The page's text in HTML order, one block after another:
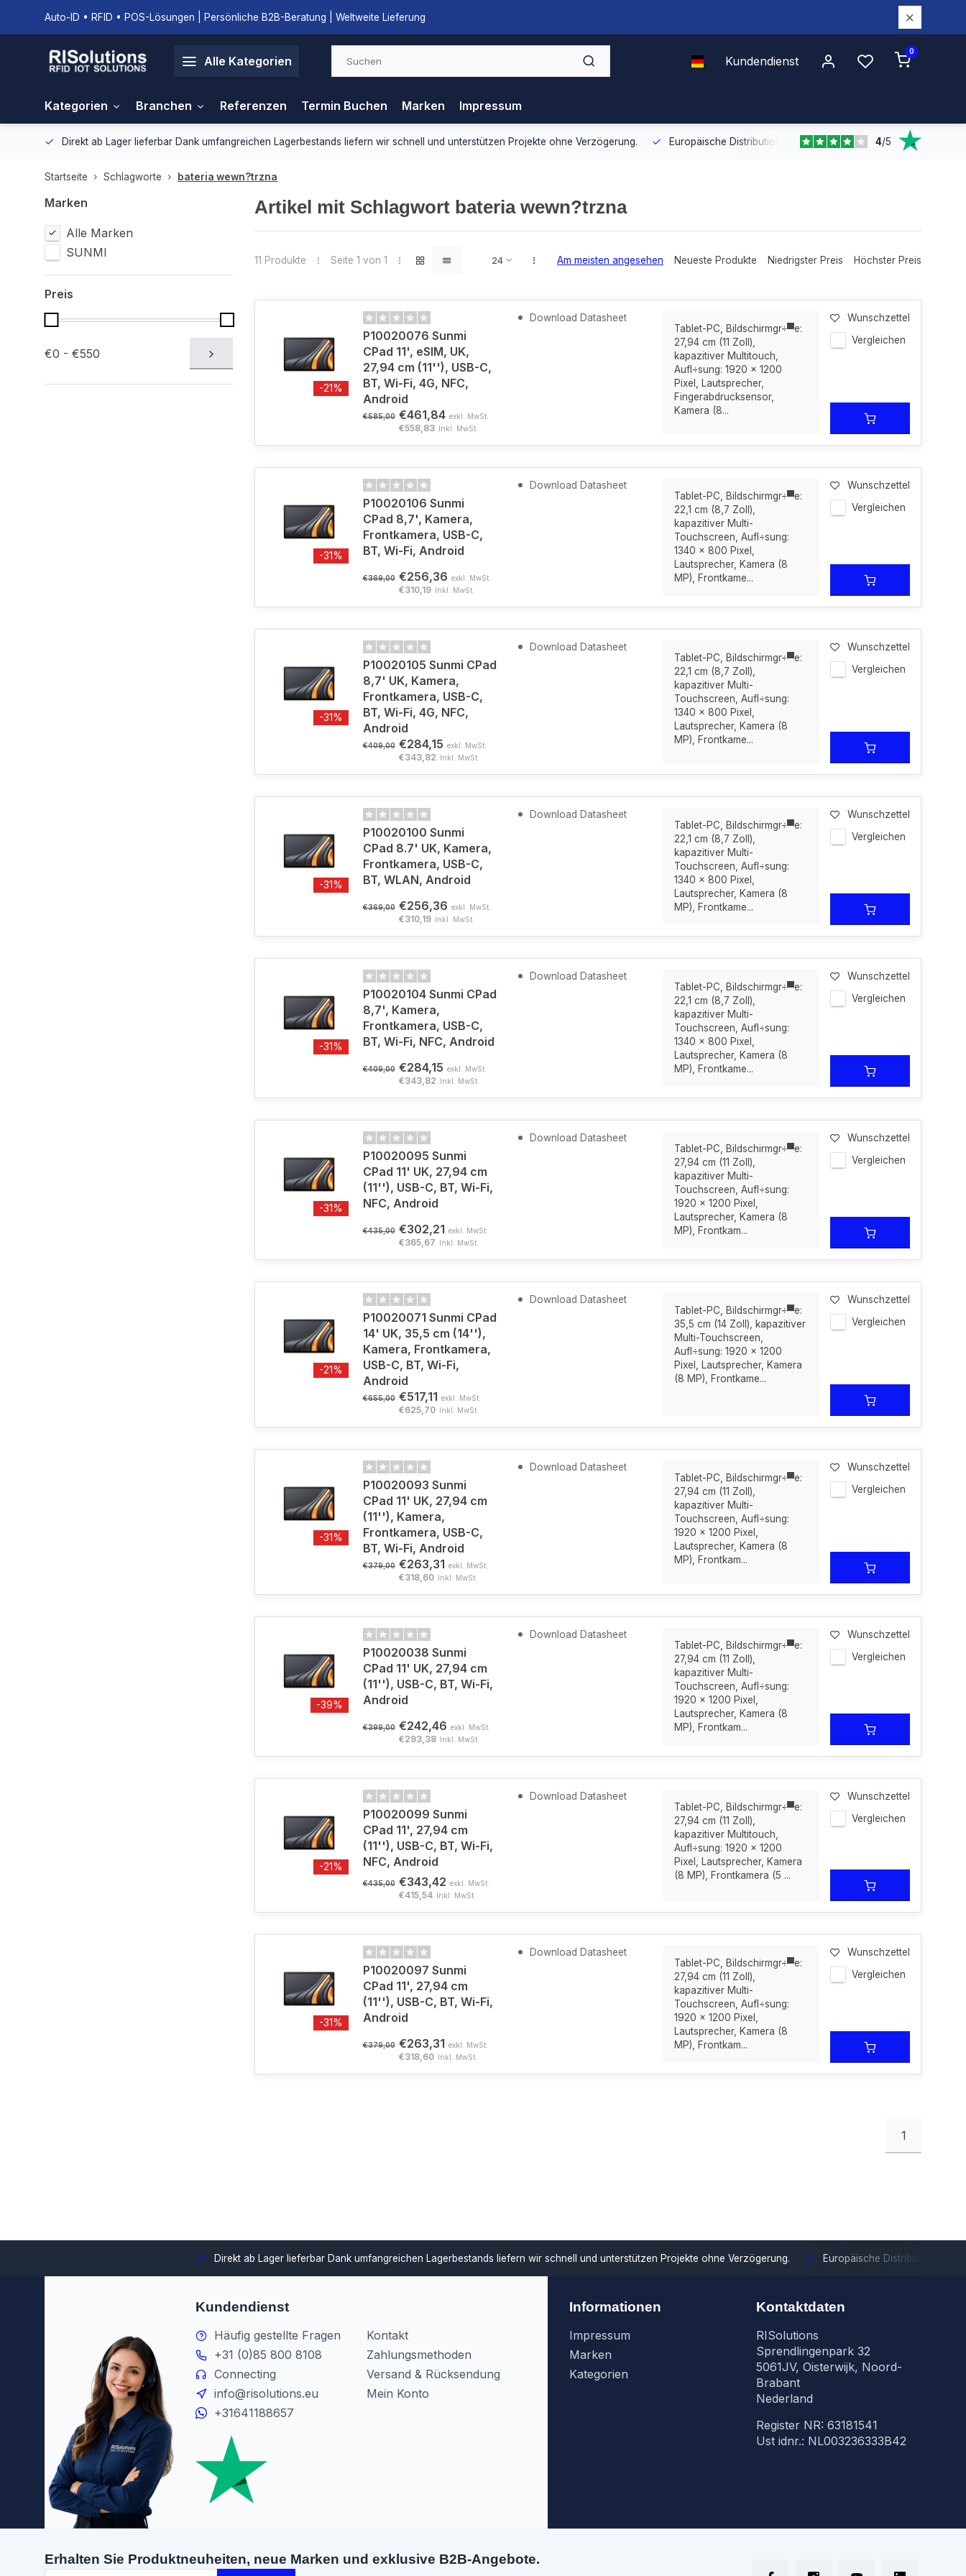
Auto-ID • RFID • POS-Lösungen | Persönliche B2B-Beratung | Weltweite Lieferung
Alle Kategorien Kundendienst
0
Kategorien Branchen Referenzen Termin Buchen Marken Impressum
Direkt ab Lager lieferbar Dank umfangreichen Lagerbestands liefern wir schnell und unterstützen Projekte ohne Verzögerung. Europäische Distribution Mit unserer europaweiten Abdeckung
4/5
Startseite Schlagworte bateria wewn?trzna
Marken
Alle Marken
SUNMI
Preis
€0 - €550
Artikel mit Schlagwort bateria wewn?trzna
11 Produkte Seite 1 von 1 Am meisten angesehen Neueste Produkte Niedrigster Preis Höchster Preis
-21%
P10020076 Sunmi
CPad 11', eSIM, UK,
27,94 cm (11''), USB-C,
BT, Wi-Fi, 4G, NFC,
Android
€585,00 €461,84 exkl. MwSt.
€558,83 Inkl. MwSt.
Download Datasheet
Tablet-PC, Bildschirmgr÷▀e:
27,94 cm (11 Zoll),
kapazitiver Multitouch,
Aufl÷sung: 1920 x 1200
Pixel, Lautsprecher,
Fingerabdrucksensor,
Kamera (8...
Wunschzettel
Vergleichen
-31%
P10020106 Sunmi
CPad 8,7', Kamera,
Frontkamera, USB-C,
BT, Wi-Fi, Android
€369,00 €256,36 exkl. MwSt.
€310,19 Inkl. MwSt.
Download Datasheet
Tablet-PC, Bildschirmgr÷▀e:
22,1 cm (8,7 Zoll),
kapazitiver Multi-
Touchscreen, Aufl÷sung:
1340 x 800 Pixel,
Lautsprecher, Kamera (8
MP), Frontkame...
Wunschzettel
Vergleichen
-31%
P10020105 Sunmi CPad
8,7' UK, Kamera,
Frontkamera, USB-C,
BT, Wi-Fi, 4G, NFC,
Android
€409,00 €284,15 exkl. MwSt.
€343,82 Inkl. MwSt.
Download Datasheet
Tablet-PC, Bildschirmgr÷▀e:
22,1 cm (8,7 Zoll),
kapazitiver Multi-
Touchscreen, Aufl÷sung:
1340 x 800 Pixel,
Lautsprecher, Kamera (8
MP), Frontkame...
Wunschzettel
Vergleichen
-31%
P10020100 Sunmi
CPad 8.7' UK, Kamera,
Frontkamera, USB-C,
BT, WLAN, Android
€369,00 €256,36 exkl. MwSt.
€310,19 Inkl. MwSt.
Download Datasheet
Tablet-PC, Bildschirmgr÷▀e:
22,1 cm (8,7 Zoll),
kapazitiver Multi-
Touchscreen, Aufl÷sung:
1340 x 800 Pixel,
Lautsprecher, Kamera (8
MP), Frontkame...
Wunschzettel
Vergleichen
-31%
P10020104 Sunmi CPad
8,7', Kamera,
Frontkamera, USB-C,
BT, Wi-Fi, NFC, Android
€409,00 €284,15 exkl. MwSt.
€343,82 Inkl. MwSt.
Download Datasheet
Tablet-PC, Bildschirmgr÷▀e:
22,1 cm (8,7 Zoll),
kapazitiver Multi-
Touchscreen, Aufl÷sung:
1340 x 800 Pixel,
Lautsprecher, Kamera (8
MP), Frontkame...
Wunschzettel
Vergleichen
-31%
P10020095 Sunmi
CPad 11' UK, 27,94 cm
(11''), USB-C, BT, Wi-Fi,
NFC, Android
€435,00 €302,21 exkl. MwSt.
€365,67 Inkl. MwSt.
Download Datasheet
Tablet-PC, Bildschirmgr÷▀e:
27,94 cm (11 Zoll),
kapazitiver Multi-
Touchscreen, Aufl÷sung:
1920 x 1200 Pixel,
Lautsprecher, Kamera (8
MP), Frontkam...
Wunschzettel
Vergleichen
-21%
P10020071 Sunmi CPad
14' UK, 35,5 cm (14''),
Kamera, Frontkamera,
USB-C, BT, Wi-Fi,
Android
€655,00 €517,11 exkl. MwSt.
€625,70 Inkl. MwSt.
Download Datasheet
Tablet-PC, Bildschirmgr÷▀e:
35,5 cm (14 Zoll), kapazitiver
Multi-Touchscreen,
Aufl÷sung: 1920 x 1200
Pixel, Lautsprecher, Kamera
(8 MP), Frontkame...
Wunschzettel
Vergleichen
-31%
P10020093 Sunmi
CPad 11' UK, 27,94 cm
(11''), Kamera,
Frontkamera, USB-C,
BT, Wi-Fi, Android
€379,00 €263,31 exkl. MwSt.
€318,60 Inkl. MwSt.
Download Datasheet
Tablet-PC, Bildschirmgr÷▀e:
27,94 cm (11 Zoll),
kapazitiver Multi-
Touchscreen, Aufl÷sung:
1920 x 1200 Pixel,
Lautsprecher, Kamera (8
MP), Frontkam...
Wunschzettel
Vergleichen
-39%
P10020038 Sunmi
CPad 11' UK, 27,94 cm
(11''), USB-C, BT, Wi-Fi,
Android
€399,00 €242,46 exkl. MwSt.
€293,38 Inkl. MwSt.
Download Datasheet
Tablet-PC, Bildschirmgr÷▀e:
27,94 cm (11 Zoll),
kapazitiver Multi-
Touchscreen, Aufl÷sung:
1920 x 1200 Pixel,
Lautsprecher, Kamera (8
MP), Frontkam...
Wunschzettel
Vergleichen
-21%
P10020099 Sunmi
CPad 11', 27,94 cm
(11''), USB-C, BT, Wi-Fi,
NFC, Android
€435,00 €343,42 exkl. MwSt.
€415,54 Inkl. MwSt.
Download Datasheet
Tablet-PC, Bildschirmgr÷▀e:
27,94 cm (11 Zoll),
kapazitiver Multitouch,
Aufl÷sung: 1920 x 1200
Pixel, Lautsprecher, Kamera
(8 MP), Frontkamera (5 ...
Wunschzettel
Vergleichen
-31%
P10020097 Sunmi
CPad 11', 27,94 cm
(11''), USB-C, BT, Wi-Fi,
Android
€379,00 €263,31 exkl. MwSt.
€318,60 Inkl. MwSt.
Download Datasheet
Tablet-PC, Bildschirmgr÷▀e:
27,94 cm (11 Zoll),
kapazitiver Multi-
Touchscreen, Aufl÷sung:
1920 x 1200 Pixel,
Lautsprecher, Kamera (8
MP), Frontkam...
Wunschzettel
Vergleichen
1
Direkt ab Lager lieferbar Dank umfangreichen Lagerbestands liefern wir schnell und unterstützen Projekte ohne Verzögerung. Europäische Distribution
Kundendienst
Häufig gestellte Fragen
+31 (0)85 800 8108
Connecting
info@risolutions.eu
+31641188657
Kontakt
Zahlungsmethoden
Versand & Rücksendung
Mein Konto
Informationen
Impressum
Marken
Kategorien
Kontaktdaten
RISolutions
Sprendlingenpark 32
5061JV, Oisterwijk, Noord-
Brabant
Nederland
Register NR: 63181541
Ust idnr.: NL003236333B42
Erhalten Sie Produktneuheiten, neue Marken und exklusive B2B-Angebote.